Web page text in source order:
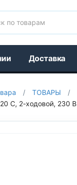
Доставка
/ ТОВАРЫ /
С, 2-ходовой, 230 В